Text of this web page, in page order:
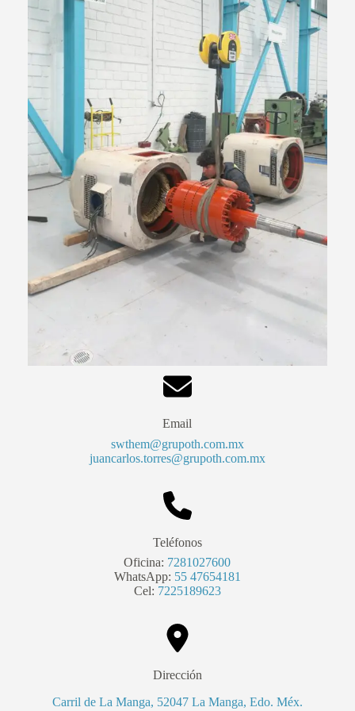
Email
swthem@grupoth.com.mx
juancarlos.torres@grupoth.com.mx
Teléfonos
Oficina: 7281027600
WhatsApp: 55 47654181
Cel: 7225189623
Dirección
Carril de La Manga, 52047 La Manga, Edo. Méx.